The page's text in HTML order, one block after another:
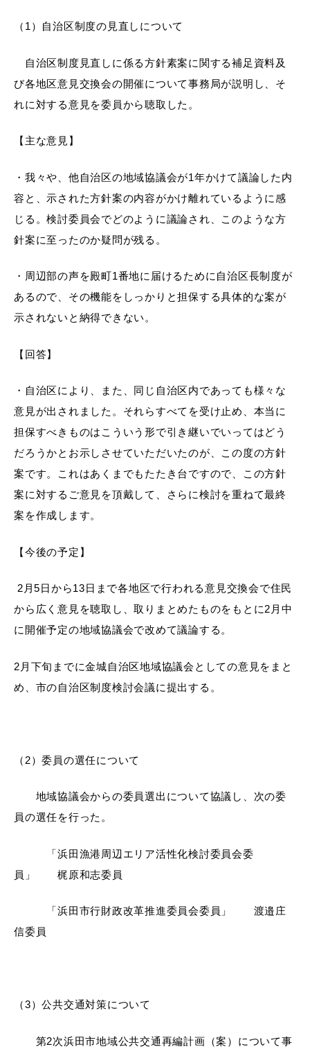
高齢者・介護
目的から探す
届出・証明 税金
ごみ・リサイクル 支援・助成制度
各種相談窓口
防災・消防
公共交通・
敬老福祉乗車券
公共施設
便利なサービス
防災・防犯メール
目的別の
（1）自治区制度の見直しについて
自治区制度見直しに係る方針素案に関する補足資料及
び各地区意見交換会の開催について事務局が説明し、そ
れに対する意見を委員から聴取した。
【主な意見】
・我々や、他自治区の地域協議会が1年かけて議論した内
容と、示された方針案の内容がかけ離れているように感
じる。検討委員会でどのように議論され、このような方
針案に至ったのか疑問が残る。
・周辺部の声を殿町1番地に届けるために自治区長制度が
あるので、その機能をしっかりと担保する具体的な案が
示されないと納得できない。
【回答】
・自治区により、また、同じ自治区内であっても様々な
意見が出されました。それらすべてを受け止め、本当に
担保すべきものはこういう形で引き継いでいってはどう
だろうかとお示しさせていただいたのが、この度の方針
案です。これはあくまでもたたき台ですので、この方針
案に対するご意見を頂戴して、さらに検討を重ねて最終
案を作成します。
【今後の予定】
2月5日から13日まで各地区で行われる意見交換会で住民
から広く意見を聴取し、取りまとめたものをもとに2月中
に開催予定の地域協議会で改めて議論する。
2月下旬までに金城自治区地域協議会としての意見をまと
め、市の自治区制度検討会議に提出する。
（2）委員の選任について
地域協議会からの委員選出について協議し、次の委
員の選任を行った。
「浜田漁港周辺エリア活性化検討委員会委
員」 梶原和志委員
「浜田市行財政改革推進委員会委員」 渡邉庄
信委員
（3）公共交通対策について
第2次浜田市地域公共交通再編計画（案）について事